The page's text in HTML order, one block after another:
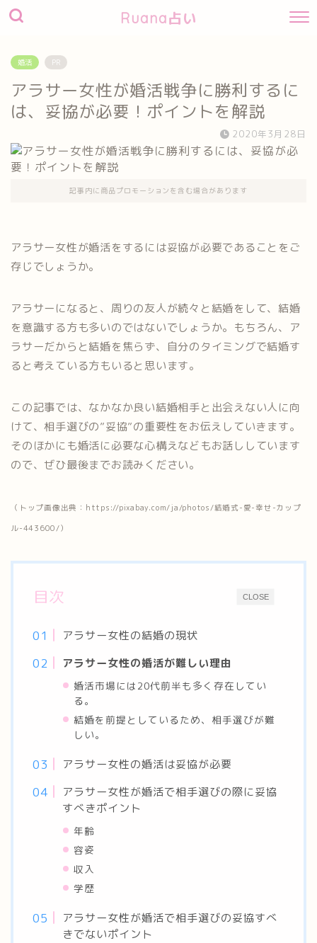
Ruana占い
婚活 PR
アラサー女性が婚活戦争に勝利するに
は、妥協が必要！ポイントを解説
2020年3月28日
記事内に商品プロモーションを含む場合があります
アラサー女性が婚活をするには妥協が必要であることをご
存じでしょうか。
アラサーになると、周りの友人が続々と結婚をして、結婚
を意識する方も多いのではないでしょうか。もちろん、ア
ラサーだからと結婚を焦らず、自分のタイミングで結婚す
ると考えている方もいると思います。
この記事では、なかなか良い結婚相手と出会えない人に向
けて、相手選びの”妥協”の重要性をお伝えしていきます。
そのほかにも婚活に必要な心構えなどもお話ししています
ので、ぜひ最後までお読みください。
（トップ画像出典：https://pixabay.com/ja/photos/結婚式-愛-幸せ-カップ
ル-443600/）
CLOSE
目次
アラサー女性の結婚の現状
アラサー女性の婚活が難しい理由
婚活市場には20代前半も多く存在してい
る。
結婚を前提としているため、相手選びが難
しい。
アラサー女性の婚活は妥協が必要
アラサー女性が婚活で相手選びの際に妥協
すべきポイント
年齢
容姿
収入
学歴
アラサー女性が婚活で相手選びの妥協すべ
きでないポイント